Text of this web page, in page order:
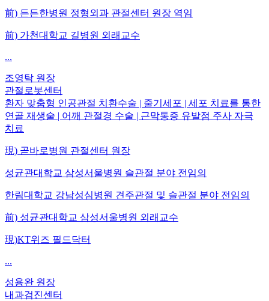
前) 든든한병원 정형외과 관절센터 원장 역임
前) 가천대학교 길병원 외래교수
...
조영탁 원장
관절로봇센터
환자 맞춤형 인공관절 치환수술 | 줄기세포 | 세포 치료를 통한
연골 재생술 | 어깨 관절경 수술 | 근막통증 유발점 주사 자극
치료
現) 곧바로병원 관절센터 원장
성균관대학교 삼성서울병원 슬관절 분야 전임의
한림대학교 강남성심병원 견주관절 및 슬관절 분야 전임의
前) 성균관대학교 삼성서울병원 외래교수
現)KT위즈 필드닥터
...
성용완 원장
내과검진센터